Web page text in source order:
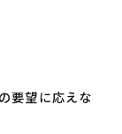
要望に応えな